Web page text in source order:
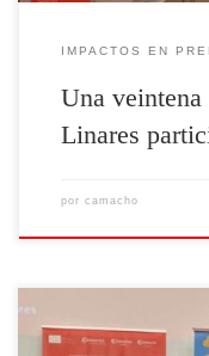
IMPACTOS EN
Una veintena
Linares
por camacho